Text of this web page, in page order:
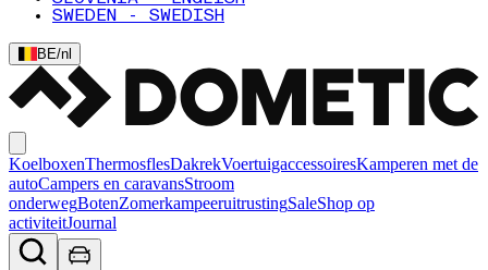
SWEDEN - SWEDISH
BE/nl
KoelboxenThermosflesDakrekVoertuigaccessoiresKamperen met de
autoCampers en caravansStroom
onderwegBotenZomerkampeeruitrustingSaleShop op
activiteitJournal